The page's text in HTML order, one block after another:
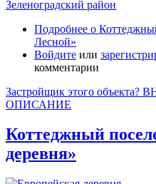
Зеленоградский район
Подробнее о
Лесной»
Войдите или
комментарии
Застройщик этого
ОПИСАНИЕ
Коттеджный
деревня»